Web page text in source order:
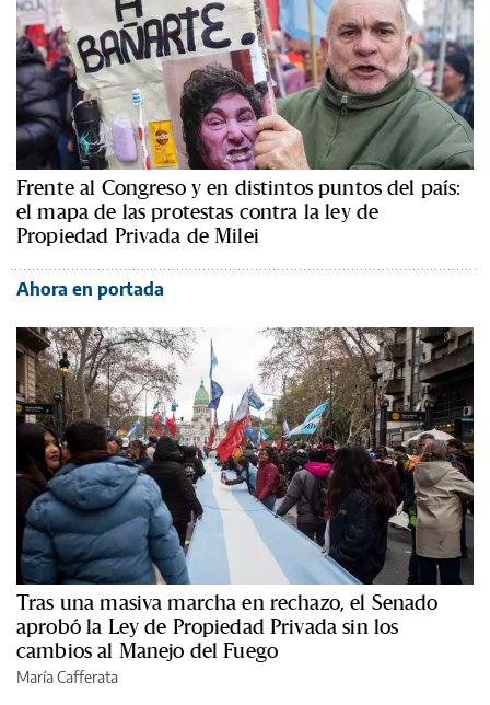
Frente al Congreso y en distintos puntos del país:
el mapa de las protestas contra la ley de
Propiedad Privada de Milei
Ahora en portada
Tras una masiva marcha en rechazo, el Senado
aprobó la Ley de Propiedad Privada sin los
cambios al Manejo del Fuego
María Cafferata